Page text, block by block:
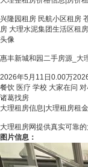
兴隆园租房 民航小区租房
房 大理水泥集团生活区租
头像
惠丰新城和园二手房源_大
2026年5月11日0.00万
餐饮 医疗 学校 大家在问
诸葛找房
大理租房信息|大理租房租
大理租房网提供真实可靠
图片信息：